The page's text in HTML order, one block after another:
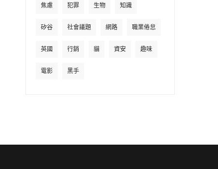
焦慮 犯罪 生物 知識
矽谷 社會議題 網路 職業倦怠
英國 行銷 貓 資安 趣味
電影 黑手